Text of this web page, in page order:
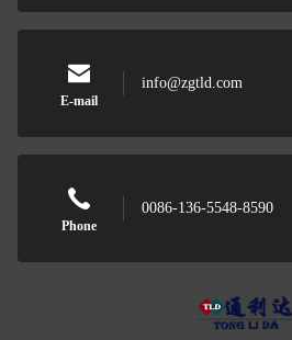
E-mail
info@zgtld.com
Phone
0086-136-5548-8590